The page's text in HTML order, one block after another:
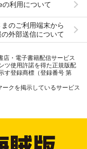
の利用について
まのご利用端末から
外部送信について
店・電子書籍配信サービス
ツ使用許諾を得た正規版配
す登録商標（登録番号 第
クを掲示しているサービス